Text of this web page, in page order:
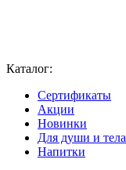
Каталог:
Сертификаты
Акции
Новинки
Для души и тела
Напитки